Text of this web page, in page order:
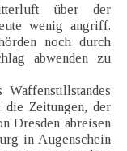
über der
wenig angriff.
noch durch
abwenden zu
Zeitungen, der
Dresden abreisen
in Augenschein